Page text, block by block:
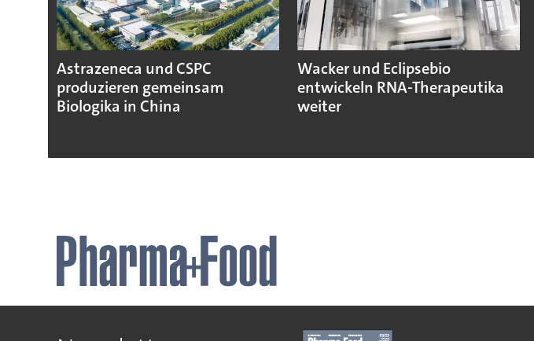
Astrazeneca und CSPC
produzieren gemeinsam
Biologika in China
Wacker und Eclipsebio
entwickeln RNA-Therapeutika
weiter